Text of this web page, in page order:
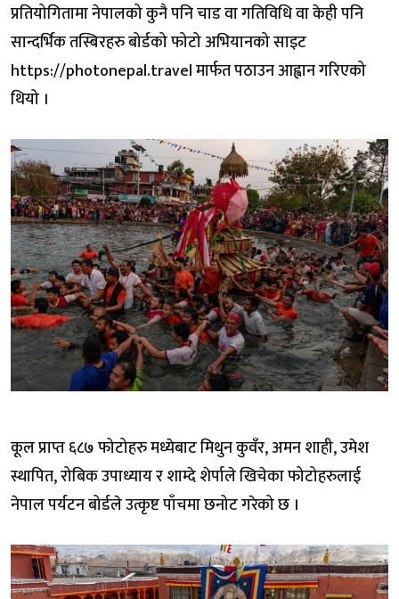
प्रतियोगितामा नेपालको कुनै पनि चाड वा गतिविधि वा केही पनि
सान्दर्भिक तस्बिरहरु बोर्डको फोटो अभियानको साइट
https://photonepal.travel मार्फत पठाउन आह्वान गरिएको
थियो ।
कूल प्राप्त ६८७ फोटोहरु मध्येबाट मिथुन कुवँर, अमन शाही, उमेश
स्थापित, रोबिक उपाध्याय र शाम्दे शेर्पाले खिचेका फोटोहरुलाई
नेपाल पर्यटन बोर्डले उत्कृष्ट पाँचमा छनोट गरेको छ ।